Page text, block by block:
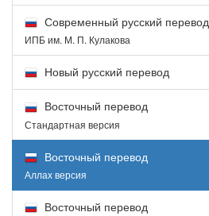
Современный русский перевод
ИПБ им. М. П. Кулакова
Новый русский перевод
Восточный перевод
Стандартная версия
Восточный перевод
Аллах версия
Восточный перевод